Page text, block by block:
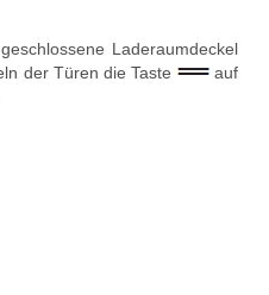
Laderaumdeckel
der Türen die Taste
auf